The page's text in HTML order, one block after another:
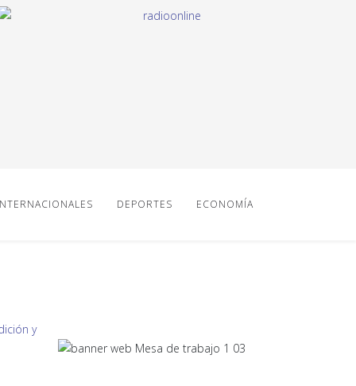
DEPORTES ECONOMÍA